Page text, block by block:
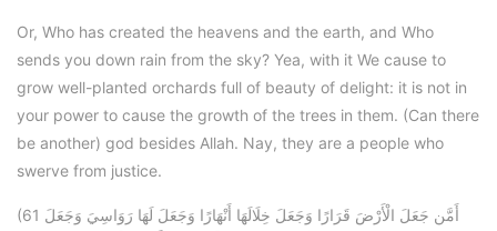
Or, Who has created the heavens and the earth, and Who
sends you down rain from the sky? Yea, with it We cause to
grow well-planted orchards full of beauty of delight: it is not in
your power to cause the growth of the trees in them. (Can there
be another) god besides Allah. Nay, they are a people who
swerve from justice.
(61 أَمَّن جَعَلَ الْأَرْضَ قَرَارًا وَجَعَلَ خِلَالَهَا أَنْهَارًا وَجَعَلَ لَهَا رَوَاسِيَ وَجَعَلَ